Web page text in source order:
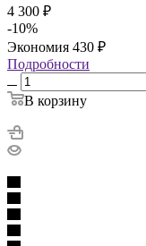
4 300 ₽
-10%
Экономия 430 ₽
Подробности
В корзину